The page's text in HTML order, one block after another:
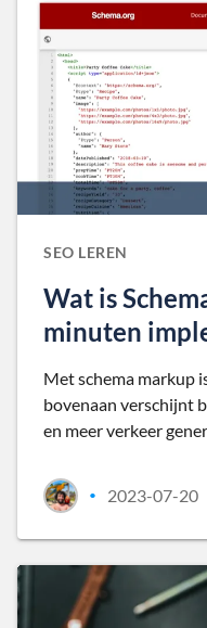
SEO LEREN
Wat is
minuten
Met schema markup
bovenaan verschijnt
en meer verkeer
• 2023-07-20